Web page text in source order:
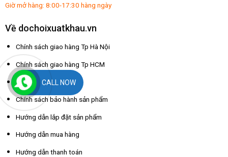
Giờ mở hàng: 8:00-17:30 hàng ngày
Về dochoixuatkhau.vn
Chính sách giao hàng Tp Hà Nội
Chính sách giao hàng Tp HCM
Chính sách đổi trả
Chính sách bảo hành sản phẩm
Hướng dẫn lắp đặt sản phẩm
Hướng dẫn mua hàng
Hướng dẫn thanh toán
CALL NOW